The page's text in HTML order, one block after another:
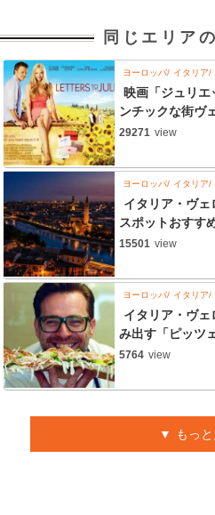
同じエリア
ヨーロッパ イタリア
映画「ジュリエ
ンチックな街ヴ
29271 view
ヨーロッパ イタリア
イタリア・ヴ
スポットおすす
15501 view
ヨーロッパ イタリア
イタリア・ヴ
み出す「ピッツ
5764 view
もっ